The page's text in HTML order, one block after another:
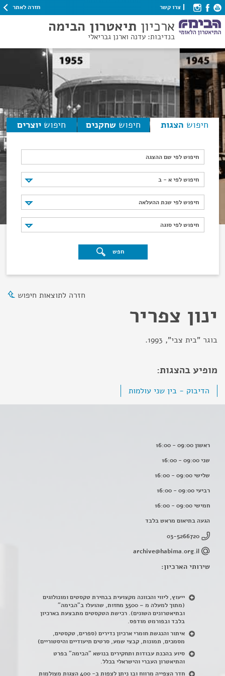
צרו קשר חזרה לאתר
ארכיון תיאטרון הבימה
בנדיבות: עדנה וארנן גבריאלי
חיפוש הצגות חיפוש שחקנים חיפוש יוצרים
חיפוש לפי שם ההצגה
חיפוש לפי א - ב
חיפוש לפי א - ב
חיפוש לפי שנת ההעלאה
חיפוש לפי שנת ההעלאה
חיפוש לפי סוגה
חיפוש לפי סוגה
חפש
חזרה לתוצאות חיפוש
ינון צפריר
בוגר "בית צבי", 1993.
מופיע בהצגות:
הדיבוק - בין שני עולמות
ראשון 09:00 - 16:00
שני 09:00 - 16:00
שלישי 09:00 - 16:00
רביעי 09:00 - 16:00
חמישי 09:00 - 16:00
הגעה בתיאום מראש בלבד
03-5266720
archive@habima.org.il
שירותי הארכיון:
ייעוץ, ליווי והכוונה מקצועית בבחירת טקסטים ומונולוגים
(מתוך למעלה מ – 3500 מחזות, שהועלו ב"הבימה"
ובתיאטרונים השונים). רכישת הטקסטים מתבצעת בארכיון
בלבד ובפורמט מודפס.
איתור והנגשת חומרי ארכיון נדירים (ספרים, טקסטים,
מסמכים, תמונות, קבצי שמע, סרטים תיעודיים והיסטוריים)
סיוע בהכנת עבודות ותחקירים בנושא "הבימה" בפרט
והתיאטרון העברי והישראלי בכלל.
חדר הצפייה מרווח ובו ניתן לצפות ב- 400 הצגות מצולמות